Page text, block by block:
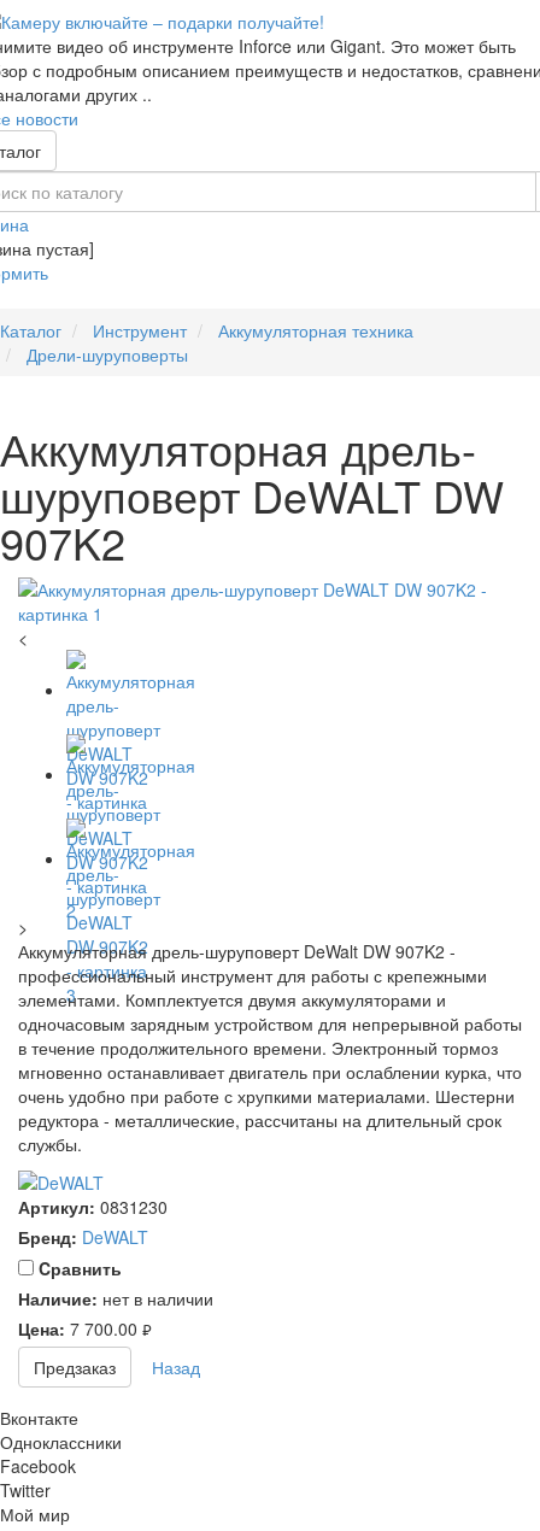
видео об инструменте Inforce или Gigant. Это может быть
с подробным описанием преимуществ и недостатков,
других ..
новости
пустая]
Каталог Инструмент
Аккумуляторная техника
Дрели-шуруповерты
Аккумуляторная дрель-
шуруповерт DeWALT DW
907K2
<
>
Аккумуляторная дрель-шуруповерт DeWalt DW 907K2 -
профессиональный инструмент для работы с крепежными
элементами. Комплектуется двумя аккумуляторами и
одночасовым зарядным устройством для непрерывной работы
в течение продолжительного времени. Электронный тормоз
мгновенно останавливает двигатель при ослаблении курка, что
очень удобно при работе с хрупкими материалами. Шестерни
редуктора - металлические, рассчитаны на длительный срок
службы.
Артикул: 0831230
Бренд: DeWALT
Cравнить
Наличие: нет в наличии
Цена: 7 700.00 руб.
Предзаказ Назад
Вконтакте
Одноклассники
Facebook
Twitter
Мой мир